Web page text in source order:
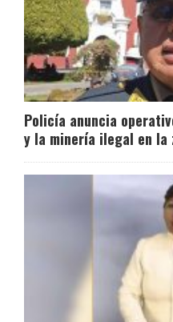
Policía anuncia
y la minería ilegal en la